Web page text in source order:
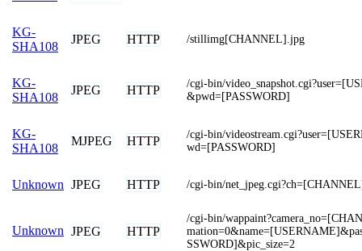
KG-
SHA108
JPEG HTTP /stillimg[CHANNEL].jpg
KG-
SHA108
JPEG HTTP
/cgi-bin/
&pwd=[PASSWORD]
KG-
SHA108
MJPEG HTTP
/cgi-bin/
wd=[PASSWORD]
Unknown JPEG HTTP /cgi-bin/
Unknown JPEG HTTP
/cgi-bin/
SSWORD]&pic_size=2